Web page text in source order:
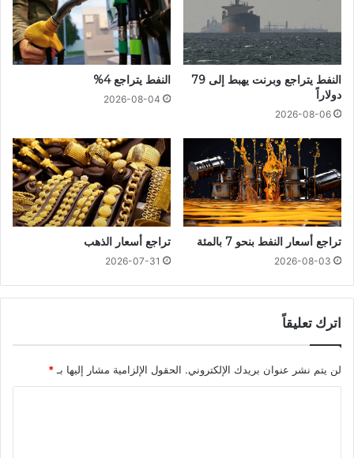
النفط يتراجع وبرنت يهبط إلى 79
دولاراً
2026-08-06
النفط يتراجع 4%
2026-08-04
تراجع أسعار النفط بنحو 7 بالمئة
2026-08-03
تراجع أسعار الذهب
2026-07-31
اترك تعليقاً
لن يتم نشر عنوان بريدك الإلكتروني. الحقول الإلزامية مشار إليها بـ*